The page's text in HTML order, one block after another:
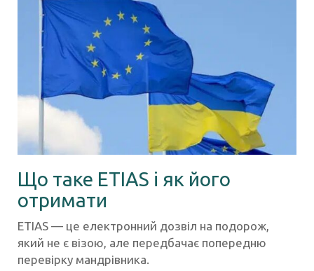
Що таке ETIAS і як його
отримати
ETIAS — це електронний дозвіл на подорож,
який не є візою, але передбачає попередню
перевірку мандрівника.